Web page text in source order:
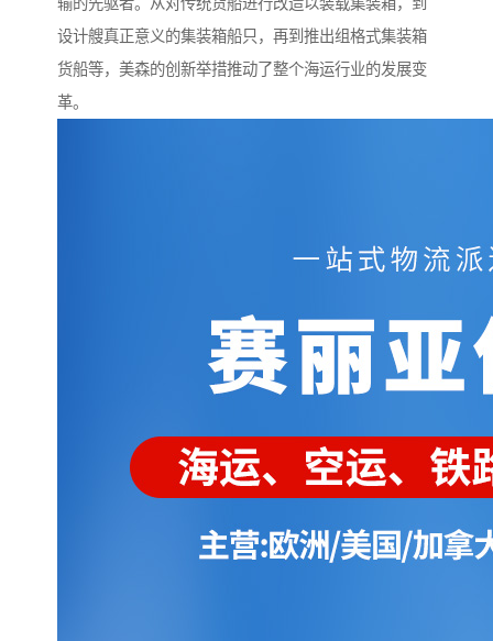
输的先驱者。从对传统货船进行改造以装载集装箱，到
设计艘真正意义的集装箱船只，再到推出组格式集装箱
货船等，美森的创新举措推动了整个海运行业的发展变
革。